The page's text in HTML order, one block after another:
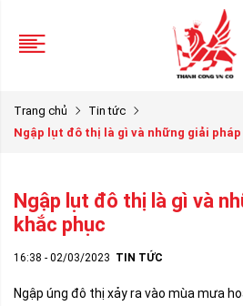
Trang chủ
Tin tức
Ngập lụt đô thị là gì và những giải
Ngập lụt đô thị là gì và
khắc phục
16:38 - 02/03/2023 TIN TỨC
Ngập úng đô thị xảy ra vào mùa mưa